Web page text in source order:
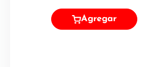
Agregar